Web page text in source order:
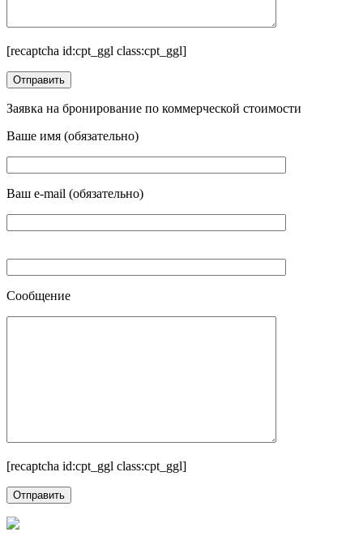
[recaptcha id:cpt_ggl class:cpt_ggl]
Заявка на бронирование по коммерческой стоимости
Ваше имя (обязательно)
Ваш e-mail (обязательно)
Сообщение
[recaptcha id:cpt_ggl class:cpt_ggl]